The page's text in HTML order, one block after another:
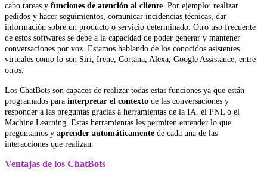
cabo tareas y funciones de atención al cliente . Por ejemplo: realizar
pedidos y hacer seguimientos, comunicar incidencias técnicas, dar
información sobre un producto o servicio determinado. Otro uso frecuente
de estos softwares se debe a la capacidad de poder generar y mantener
conversaciones por voz. Estamos hablando de los conocidos asistentes
virtuales como lo son Siri, Irene, Cortana, Alexa, Google Assistance, entre
otros.
Los ChatBots son capaces de realizar todas estas funciones ya que están
programados para interpretar el contexto de las conversaciones y
responder a las preguntas gracias a herramientas de la IA, el PNL o el
Machine Learning. Estas herramientas les permiten entender lo que
preguntamos y aprender automáticamente de cada una de las
interacciones que realizan.
Ventajas de los ChatBots